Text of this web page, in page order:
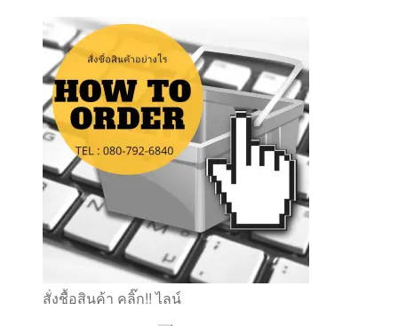
สั่งชื้อสินค้า คลิ๊ก!! ไลน์